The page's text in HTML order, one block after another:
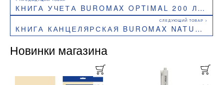
КНИГА УЧЕТА BUROMAX OPTIMAL 200 ЛИСТОВ ЯЧЕЙКА А4 BM.24419104
КНИГА КАНЦЕЛЯРСКАЯ BUROMAX NATURE А4 96 Л КЛЕТКА ОФСЕТ ТВЕРДАЯ ЛАМ ОБЛОЖКА АССОРТИ BM.2400I
Новинки магазина